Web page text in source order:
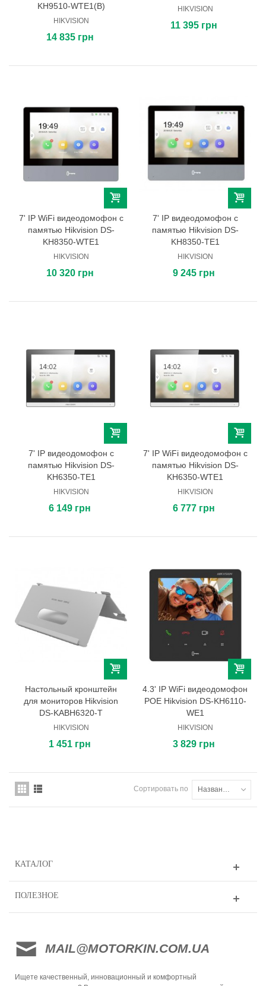
KH9510-WTE1(B)
HIKVISION
14 835 грн
HIKVISION
11 395 грн
7' IP WiFi видеодомофон с
памятью Hikvision DS-
KH8350-WTE1
HIKVISION
10 320 грн
7' IP видеодомофон с
памятью Hikvision DS-
KH8350-TE1
HIKVISION
9 245 грн
7' IP видеодомофон с
памятью Hikvision DS-
KH6350-TE1
HIKVISION
6 149 грн
7' IP WiFi видеодомофон с
памятью Hikvision DS-
KH6350-WТE1
HIKVISION
6 777 грн
Настольный кронштейн
для мониторов Hikvision
DS-KABH6320-T
HIKVISION
1 451 грн
4.3' IP WiFi видеодомофон
POE Hikvision DS-KH6110-
WE1
HIKVISION
3 829 грн
Сортировать по
КАТАЛОГ
ПОЛЕЗНОЕ
MAIL@MOTORKIN.COM.UA
Ищете качественный, инновационный и комфортный